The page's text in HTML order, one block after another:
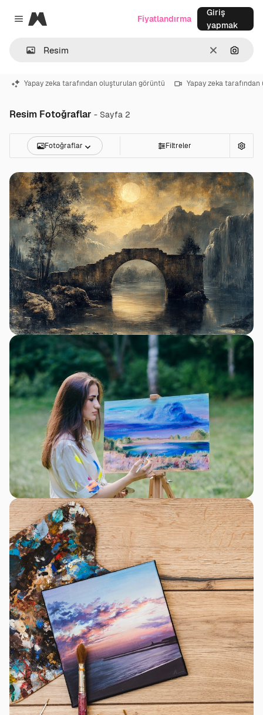
Close menu
Magnific
Temizlemek
Fiyatlandırma
Giriş
yapmak
Yapay zeka tarafından oluşturulan görüntü Yapay zeka
Resim Fotoğraflar - Sayfa 2
Fotoğraflar Filtreler